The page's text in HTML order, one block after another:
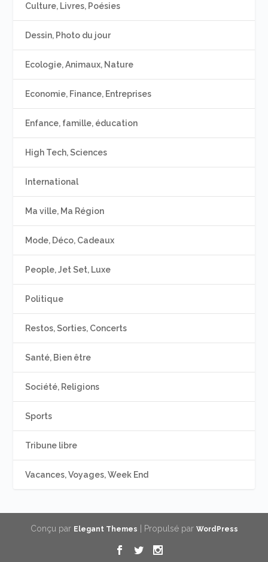
Culture, Livres, Poésies
Dessin, Photo du jour
Ecologie, Animaux, Nature
Economie, Finance, Entreprises
Enfance, famille, éducation
High Tech, Sciences
International
Ma ville, Ma Région
Mode, Déco, Cadeaux
People, Jet Set, Luxe
Politique
Restos, Sorties, Concerts
Santé, Bien être
Société, Religions
Sports
Tribune libre
Vacances, Voyages, Week End
Conçu par Elegant Themes | Propulsé par WordPress